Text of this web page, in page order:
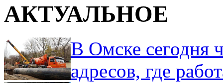
АКТУАЛЬНОЕ
В Омске сегодня
адресов, где